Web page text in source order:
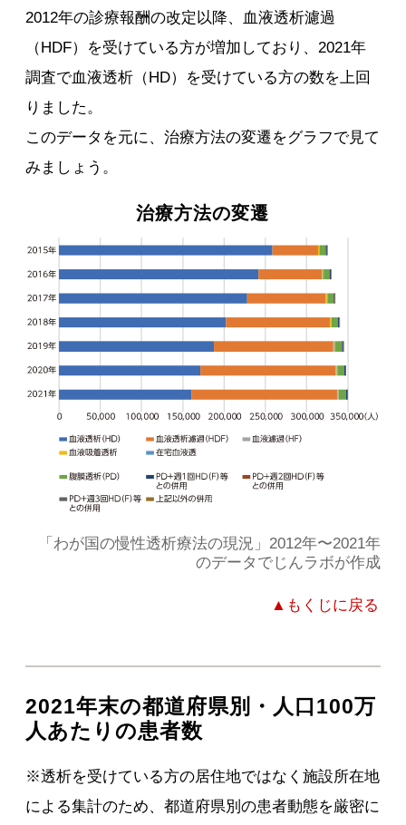
2012年の診療報酬の改定以降、血液透析濾過
（HDF）を受けている方が増加しており、2021年
調査で血液透析（HD）を受けている方の数を上回
りました。
このデータを元に、治療方法の変遷をグラフで見て
みましょう。
治療方法の変遷
「わが国の慢性透析療法の現況」2012年〜2021年
のデータでじんラボが作成
▲もくじに戻る
2021年末の都道府県別・人口100万
人あたりの患者数
※透析を受けている方の居住地ではなく施設所在地
による集計のため、都道府県別の患者動態を厳密に